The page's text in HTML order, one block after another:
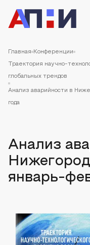
Главная Конференции
Траектория научно-
глобальных трендов
Анализ аварийности в
года
Анализ
январь-